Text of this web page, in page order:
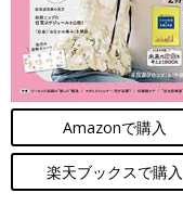
Amazonで購入
楽天ブックスで購入